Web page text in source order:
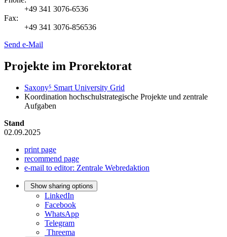
+49 341 3076-6536
Fax:
+49 341 3076-856536
Send e-Mail
Projekte im Prorektorat
Saxony⁵ Smart University Grid
Koordination hochschulstrategische Projekte und zentrale
Aufgaben
Stand
02.09.2025
print page
recommend page
e-mail to editor: Zentrale Webredaktion
Show sharing options
LinkedIn
Facebook
WhatsApp
Telegram
Threema